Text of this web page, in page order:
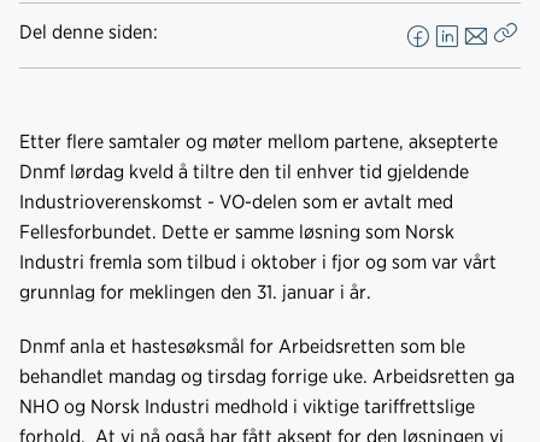
Del denne siden:
F
a
e
b
o
o
L
i
k
e
d
E
-
o
s
Etter flere samtaler og møter mellom partene, aksepterte
Dnmf lørdag kveld å tiltre den til enhver tid gjeldende
Industrioverenskomst - VO-delen som er avtalt med
Fellesforbundet. Dette er samme løsning som Norsk
Industri fremla som tilbud i oktober i fjor og som var vårt
grunnlag for meklingen den 31. januar i år.
Dnmf anla et hastesøksmål for Arbeidsretten som ble
behandlet mandag og tirsdag forrige uke. Arbeidsretten ga
NHO og Norsk Industri medhold i viktige tariffrettslige
forhold. At vi nå også har fått aksept for den løsningen vi